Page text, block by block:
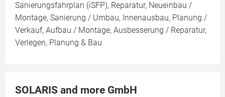
Sanierungsfahrplan (iSFP), Reparatur, Neueinbau /
Montage, Sanierung / Umbau, Innenausbau, Planung /
Verkauf, Aufbau / Montage, Ausbesserung / Reparatur,
Verlegen, Planung & Bau
SOLARIS and more GmbH